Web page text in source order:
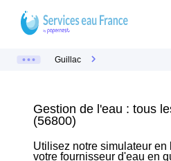
Guillac
Gestion de l'eau : tous
(56800)
Utilisez notre simulateur en
votre fournisseur d'eau en